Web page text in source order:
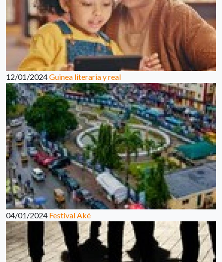
12/01/2024Guinea literaria y real
04/01/2024 Festival Aké